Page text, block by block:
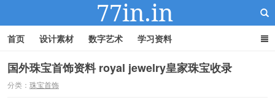
首页 设计素材 数字艺术 学习资料
国外珠宝首饰资料 royal jewelry皇家珠宝收录
分类： 珠宝首饰